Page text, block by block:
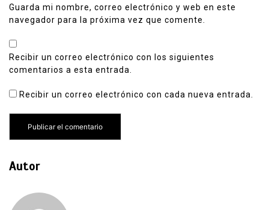
Guarda mi nombre, correo electrónico y web en este
navegador para la próxima vez que comente.
Recibir un correo electrónico con los siguientes
comentarios a esta entrada.
Recibir un correo electrónico con cada nueva entrada.
Autor